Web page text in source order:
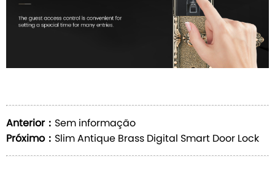
Anterior： Sem informação
Próximo： Slim Antique Brass Digital Smart Door Lock